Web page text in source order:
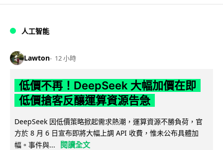
人工智能
Lawton 12 小時
低價不再！DeepSeek 大幅加價在即
低價搶客反釀運算資源告急
DeepSeek 因低價策略掀起需求熱潮，運算資源不勝負荷，官
方於 8 月 6 日宣布即將大幅上調 API 收費，惟未公布具體加
幅。事件與...
閱讀全文